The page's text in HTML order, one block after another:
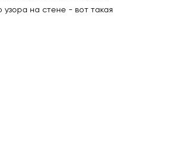
на стене - вот такая